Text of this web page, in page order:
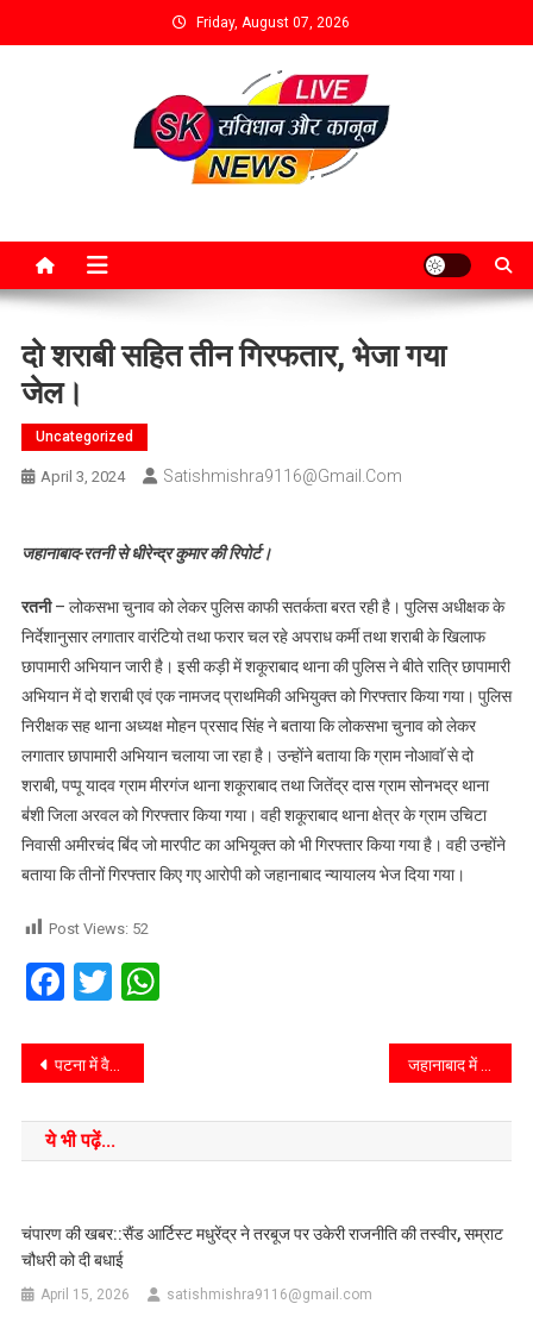
Friday, August 07, 2026
दो शराबी सहित तीन गिरफतार, भेजा गया
जेल।
Uncategorized
April 3, 2024 Satishmishra9116@gmail.com
जहानाबाद-रतनी से धीरेन्द्र कुमार की रिपोर्ट।
रतनी– लोकसभा चुनाव को लेकर पुलिस काफी सतर्कता बरत रही है। पुलिस अधीक्षक के
निर्देशानुसार लगातार वारंटियो तथा फरार चल रहे अपराध कर्मी तथा शराबी के खिलाफ
छापामारी अभियान जारी है। इसी कड़ी में शकूराबाद थाना की पुलिस ने बीते रात्रि छापामारी
अभियान में दो शराबी एवं एक नामजद प्राथमिकी अभियुक्त को गिरफ्तार किया गया। पुलिस
निरीक्षक सह थाना अध्यक्ष मोहन प्रसाद सिंह ने बताया कि लोकसभा चुनाव को लेकर
लगातार छापामारी अभियान चलाया जा रहा है। उन्होंने बताया कि ग्राम नोआवाॅ से दो
शराबी, पप्पू यादव ग्राम मीरगंज थाना शकूराबाद तथा जितेंद्र दास ग्राम सोनभद्र थाना
ब॑शी जिला अरवल को गिरफ्तार किया गया। वही शकूराबाद थाना क्षेत्र के ग्राम उचिटा
निवासी अमीरचंद बि॑द जो मारपीट का अभियूक्त को भी गिरफ्तार किया गया है। वही उन्होंने
बताया कि तीनों गिरफ्तार किए गए आरोपी को जहानाबाद न्यायालय भेज दिया गया।
Post Views: 52
Facebook
TwitterWhatsApp
पटना में वैदिक गणित के अंतर्राष्ट्रीय सम्मेलन का किया गया आयोजन।
ये भी पढ़ें...
चंपारण की खबर::सैंड आर्टिस्ट मधुरेंद्र ने तरबूज पर उकेरी राजनीति की तस्वीर, सम्राट
चौधरी को दी बधाई
April 15, 2026 satishmishra9116@gmail.com